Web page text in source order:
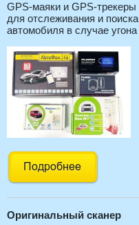
GPS-маяки и GPS-трекеры
для отслеживания и поиска
автомобиля в случае угона
Оригинальный сканер